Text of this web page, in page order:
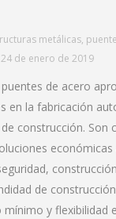
metálicas,
24 de enero de 2019
de acero
en la fabricación
construcción. Son
económicas
de
y flexibilidad